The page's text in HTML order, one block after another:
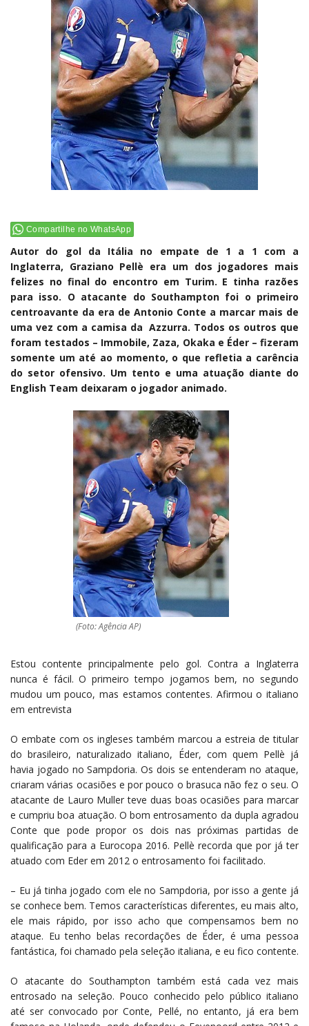
Compartilhe no WhatsApp
Autor do gol da Itália no empate de 1 a 1 com a
Inglaterra, Graziano Pellè era um dos jogadores mais
felizes no final do encontro em Turim. E tinha razões
para isso. O atacante do Southampton foi o primeiro
centroavante da era de Antonio Conte a marcar mais de
uma vez com a camisa da Azzurra. Todos os outros que
foram testados – Immobile, Zaza, Okaka e Éder – fizeram
somente um até ao momento, o que refletia a carência
do setor ofensivo. Um tento e uma atuação diante do
English Team deixaram o jogador animado.
(Foto: Agência AP)
Estou contente principalmente pelo gol. Contra a Inglaterra
nunca é fácil. O primeiro tempo jogamos bem, no segundo
mudou um pouco, mas estamos contentes. Afirmou o italiano
em entrevista
O embate com os ingleses também marcou a estreia de titular
do brasileiro, naturalizado italiano, Éder, com quem Pellè já
havia jogado no Sampdoria. Os dois se entenderam no ataque,
criaram várias ocasiões e por pouco o brasuca não fez o seu. O
atacante de Lauro Muller teve duas boas ocasiões para marcar
e cumpriu boa atuação. O bom entrosamento da dupla agradou
Conte que pode propor os dois nas próximas partidas de
qualificação para a Eurocopa 2016. Pellè recorda que por já ter
atuado com Eder em 2012 o entrosamento foi facilitado.
– Eu já tinha jogado com ele no Sampdoria, por isso a gente já
se conhece bem. Temos características diferentes, eu mais alto,
ele mais rápido, por isso acho que compensamos bem no
ataque. Eu tenho belas recordações de Éder, é uma pessoa
fantástica, foi chamado pela seleção italiana, e eu fico contente.
O atacante do Southampton também está cada vez mais
entrosado na seleção. Pouco conhecido pelo público italiano
até ser convocado por Conte, Pellé, no entanto, já era bem